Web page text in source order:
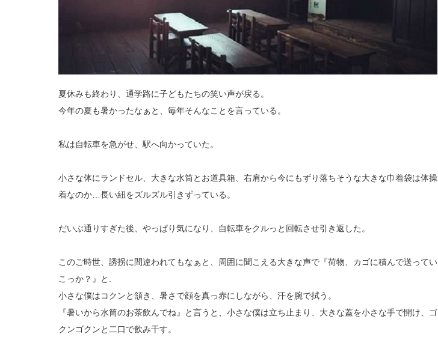
夏休みも終わり、通学路に子どもたちの笑い声が戻る。
今年の夏も暑かったなぁと、毎年そんなことを言っている。
私は自転車を急がせ、駅へ向かっていた。
小さな体にランドセル、大きな水筒とお道具箱、右肩から今にもずり落ちそうな大きな巾着袋は体操
着なのか…長い紐をズルズル引きずっている。
だいぶ通りすぎた後、やっぱり気になり、自転車をクルっと回転させ引き返した。
このご時世、誘拐に間違われてもなぁと、周囲に聞こえる大きな声で『荷物、カゴに積んで送ってい
こっか？』と.
小さな僕はコクンと頷き、暑さで顔を真っ赤にしながら、汗を腕で拭う。
『暑いから水筒のお茶飲んでね』と言うと、小さな僕は立ち止まり、大きな蓋を小さな手で開け、ゴ
クンゴクンと二口で飲み干す。